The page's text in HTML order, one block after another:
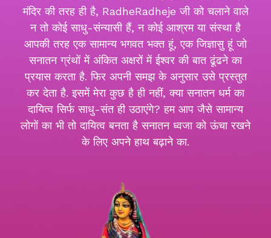
मंदिर की तरह ही है, RadheRadheje जी को चलाने वाले
न तो कोई साधु-संन्यासी हैं, न कोई आश्रम या संस्था है
आपकी तरह एक सामान्य भगवत भक्त हूं, एक जिज्ञासु हूं जो
सनातन ग्रंथों में अंकित अक्षरों में ईश्वर की बात ढूंढने का
प्रयास करता है. फिर अपनी समझ के अनुसार उसे प्रस्तुत
कर देता है. इसमें मेरा कुछ है ही नहीं, क्या सनातन धर्म का
दायित्व सिर्फ साधु-संत ही उठाएंगे? हम आप जैसे सामान्य
लोगों का भी तो दायित्व बनता है सनातन ध्वजा को ऊंचा रखने
के लिए अपने हाथ बढ़ाने का.